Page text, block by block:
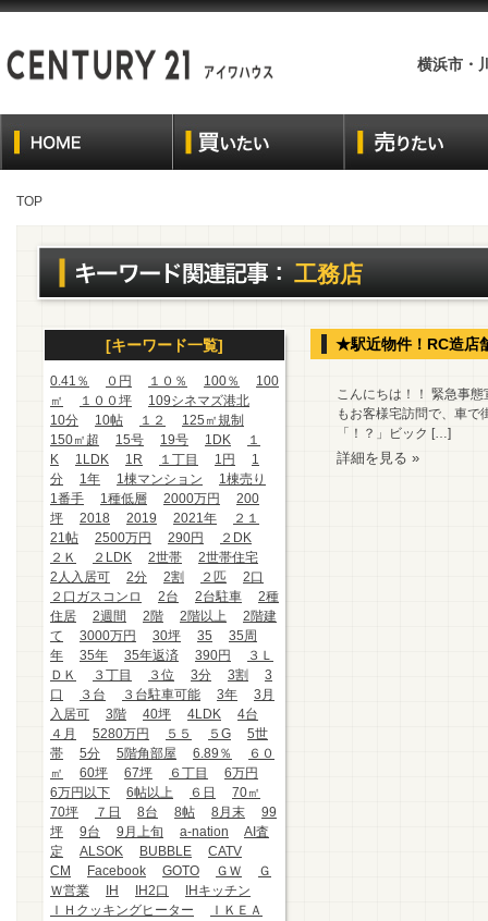
横浜市・
TOP
工務店
[キーワード一覧]
0.41％ ０円 １０％ 100％
100
㎡
１００坪
109シネマズ港北
10分
10帖 １２
125㎡規制
150㎡超
15号 19号 1DK
１
K
1LDK 1R １丁目 1円
1
分
1年 1棟マンション
1棟売り
1番手
1種低層 2000万円
200
坪
2018 2019 2021年
２１
21帖
2500万円 290円
２DK
２Ｋ
２LDK 2世帯
2世帯住宅
2人入居可
2分 2割 ２匹
2口
２口ガスコンロ
2台 2台駐車
2種
住居
2週間 2階 2階以上
2階建
て
3000万円 30坪 35
35周
年
35年 35年返済 390円
３Ｌ
ＤＫ
３丁目 ３位 3分 3割
3
口
３台 ３台駐車可能 3年
3月
入居可
3階 40坪 4LDK
4台
４月
5280万円 ５５ ５G
5世
帯
5分 5階角部屋 6.89％
６０
㎡
60坪 67坪 ６丁目
6万円
6万円以下
6帖以上 ６日
70㎡
70坪
７日 8台 8帖 8月末
99
坪
9台 9月上旬 a-nation
AI査
定
ALSOK BUBBLE
CATV
CM
Facebook GOTO ＧＷ
Ｇ
Ｗ営業
IH IH2口
IHキッチン
ＩＨクッキングヒーター
ＩＫＥＡ
★駅近物件！RC造店
こんにちは！！ 緊急事
もお客様宅訪問で、車で
「！？」ビック […]
詳細を見る »